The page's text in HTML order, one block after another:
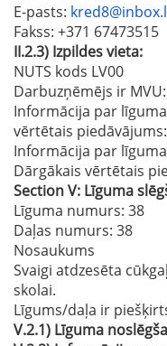
E-pasts:
Fakss: +371 67473515
II.2.3) Izpildes vieta:
NUTS kods LV00
Darbuzņēmējs ir MVU:
Informācija par
vērtētais piedāvājums:
Informācija par
Dārgākais vērtētais
SectionV: Līguma
Līguma numurs: 38
Daļas numurs: 38
Nosaukums
Svaigi atdzesēta
skolai.
Līgums/daļa ir
V.2.1) Līguma